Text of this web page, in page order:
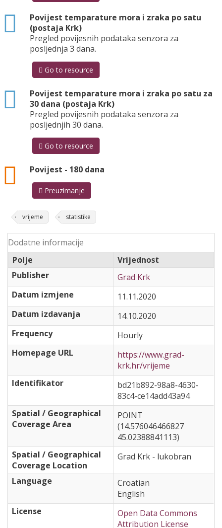
Povijest temparature mora i zraka po satu
(postaja Krk)
html
Pregled povijesnih podataka senzora za
posljednja 3 dana.
Go to resource
Povijest temparature mora i zraka po satu za
30 dana (postaja Krk)
html
Pregled povijesnih podataka senzora za
posljednjih 30 dana.
Go to resource
Povijest - 180 dana
json
Preuzimanje
vrijeme statistike
Dodatne informacije
Polje
Vrijednost
Publisher
Grad Krk
Datum izmjene
11.11.2020
Datum izdavanja
14.10.2020
Frequency
Hourly
Homepage URL
https://www.grad-
krk.hr/vrijeme
Identifikator
bd21b892-98a8-4630-
83c4-ce14add43a94
Spatial / Geographical
Coverage Area
POINT
(14.576046466827
45.02388841113)
Spatial / Geographical
Coverage Location
Grad Krk - lukobran
Language
Croatian
English
License
Open Data Commons
Attribution License